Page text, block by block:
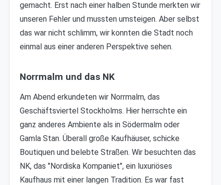
gemacht. Erst nach einer halben Stunde merkten wir
unseren Fehler und mussten umsteigen. Aber selbst
das war nicht schlimm, wir konnten die Stadt noch
einmal aus einer anderen Perspektive sehen.
Norrmalm und das NK
Am Abend erkundeten wir Norrmalm, das
Geschäftsviertel Stockholms. Hier herrschte ein
ganz anderes Ambiente als in Södermalm oder
Gamla Stan. Überall große Kaufhäuser, schicke
Boutiquen und belebte Straßen. Wir besuchten das
NK, das "Nordiska Kompaniet", ein luxuriöses
Kaufhaus mit einer langen Tradition. Es war fast